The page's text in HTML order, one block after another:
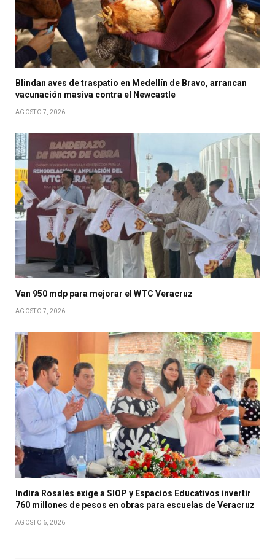
Blindan aves de traspatio en Medellín de Bravo, arrancan
vacunación masiva contra el Newcastle
AGOSTO 7, 2026
Van 950 mdp para mejorar el WTC Veracruz
AGOSTO 7, 2026
Indira Rosales exige a SIOP y Espacios Educativos invertir
760 millones de pesos en obras para escuelas de Veracruz
AGOSTO 6, 2026